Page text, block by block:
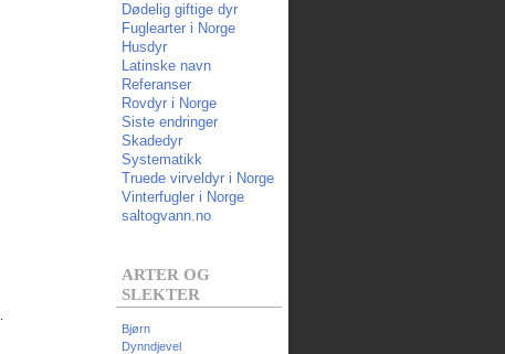
Dødelig giftige dyr
Fuglearter i Norge
Husdyr
Latinske navn
Referanser
Rovdyr i Norge
Siste endringer
Skadedyr
Systematikk
Truede virveldyr i Norge
Vinterfugler i Norge
saltogvann.no
ARTER OG
SLEKTER
Bjørn
Dynndjevel